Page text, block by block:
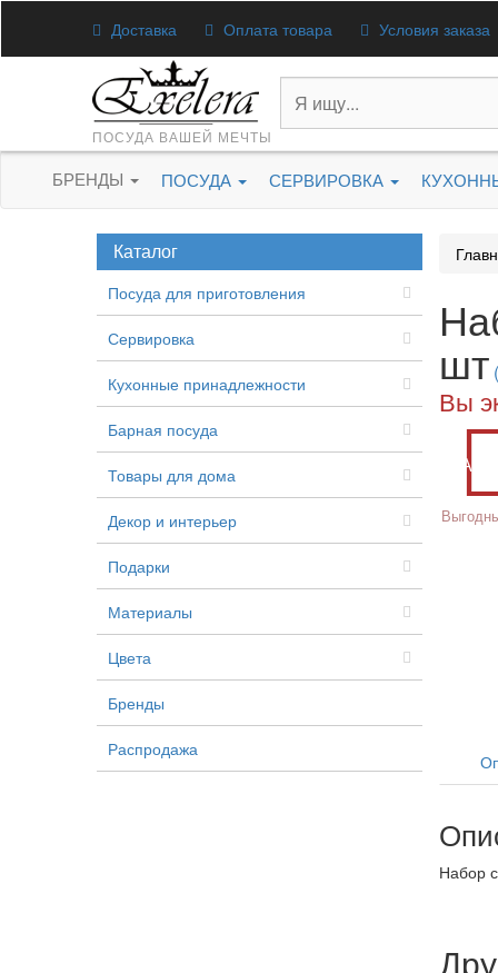
Доставка Оплата товара Условия заказа
ПОСУДА ВАШЕЙ МЕЧТЫ
БРЕНДЫ ПОСУДА СЕРВИРОВКА
Каталог
Посуда для приготовления
Сервировка
Кухонные принадлежности
Барная посуда
Товары для дома
Декор и интерьер
Подарки
Материалы
Цвета
Бренды
Распродажа
шт
Вы
Набор